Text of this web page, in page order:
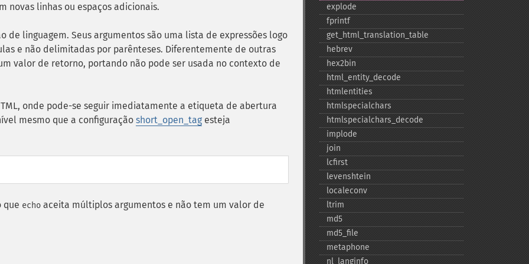
novas linhas ou espaços adicionais.
de linguagem. Seus argumentos são uma lista de expressões logo
e não delimitadas por parênteses. Diferentemente de outras
valor de retorno, portando não pode ser usada no contexto de
onde pode-se seguir imediatamente a etiqueta de abertura
mesmo que a configuração short_open_tag esteja
que echo aceita múltiplos argumentos e não tem um valor de
explode
fprintf
get_​html_​translation_​table
hebrev
hex2bin
html_​entity_​decode
htmlentities
htmlspecialchars
htmlspecialchars_​decode
implode
join
lcfirst
levenshtein
localeconv
ltrim
md5
md5_​file
metaphone
nl_​langinfo